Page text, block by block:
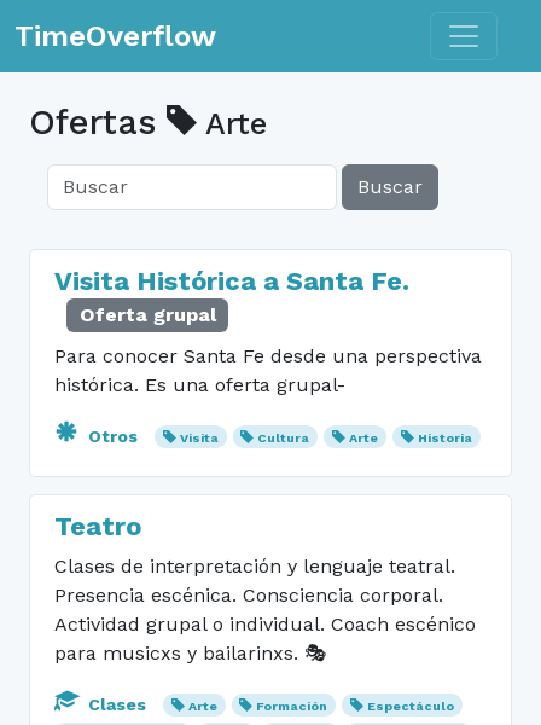
TimeOverflow Toggle
Ofertas Arte
Buscar
Visita Histórica a Santa Fe.
Oferta grupal
Para conocer Santa Fe desde una perspectiva
histórica. Es una oferta grupal-
Otros Visita Cultura Arte Historia
Teatro
Clases de interpretación y lenguaje teatral.
Presencia escénica. Consciencia corporal.
Actividad grupal o individual. Coach escénico
para musicxs y bailarinxs. 🎭
Clases Arte Formación
Espectáculo